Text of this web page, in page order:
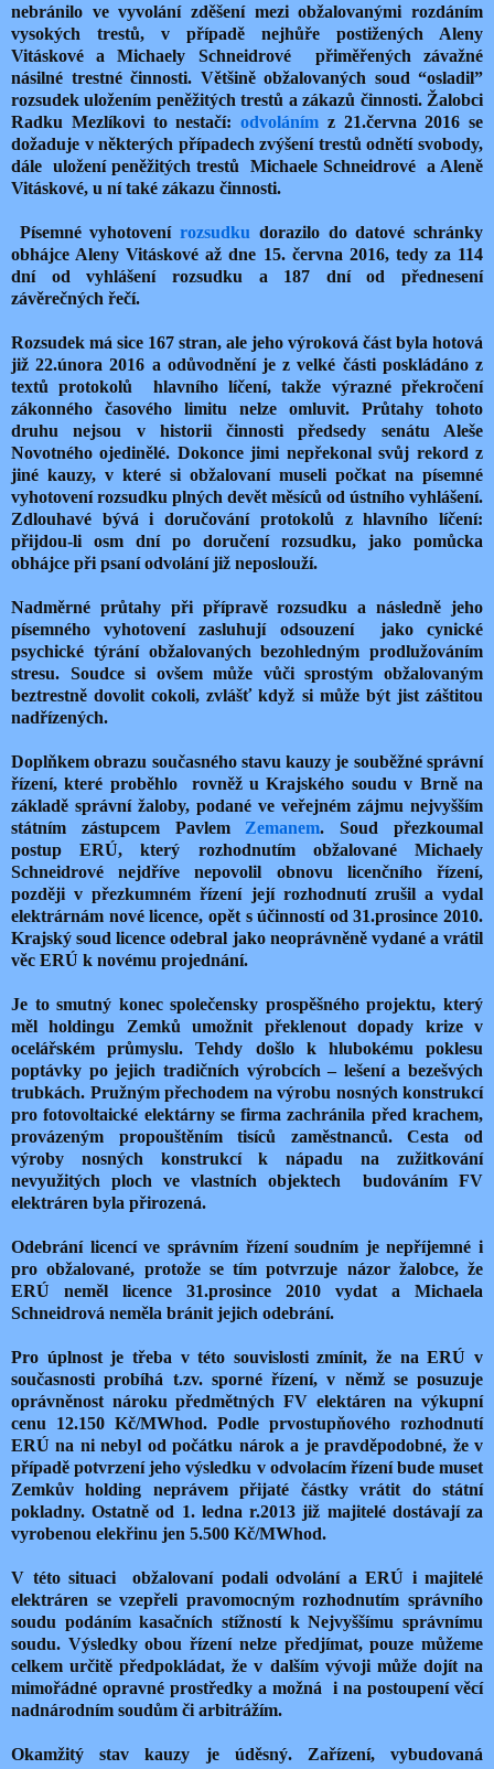
nebránilo ve vyvolání zděšení mezi obžalovanými rozdáním
vysokých trestů, v případě nejhůře postižených Aleny
Vitáskové a Michaely Schneidrové přiměřených závažné
násilné trestné činnosti. Většině obžalovaných soud “osladil”
rozsudek uložením peněžitých trestů a zákazů činnosti. Žalobci
Radku Mezlíkovi to nestačí: odvoláním z 21.června 2016 se
dožaduje v některých případech zvýšení trestů odnětí svobody,
dále uložení peněžitých trestů Michaele Schneidrové a Aleně
Vitáskové, u ní také zákazu činnosti.
Písemné vyhotovenírozsudku dorazilo do datové schránky
obhájce Aleny Vitáskové až dne 15. června 2016, tedy za 114
dní od vyhlášení rozsudku a 187 dní od přednesení
závěrečných řečí.
Rozsudek má sice 167 stran, ale jeho výroková část byla hotová
již 22.února 2016 a odůvodnění je z velké části poskládáno z
textů protokolů hlavního líčení, takže výrazné překročení
zákonného časového limitu nelze omluvit. Průtahy tohoto
druhu nejsou v historii činnosti předsedy senátu Aleše
Novotného ojedinělé. Dokonce jimi nepřekonal svůj rekord z
jiné kauzy, v které si obžalovaní museli počkat na písemné
vyhotovení rozsudku plných devět měsíců od ústního vyhlášení.
Zdlouhavé bývá i doručování protokolů z hlavního líčení:
přijdou-li osm dní po doručení rozsudku, jako pomůcka
obhájce při psaní odvolání již neposlouží.
Nadměrné průtahy při přípravě rozsudku a následně jeho
písemného vyhotovení zasluhují odsouzení jako cynické
psychické týrání obžalovaných bezohledným prodlužováním
stresu. Soudce si ovšem může vůči sprostým obžalovaným
beztrestně dovolit cokoli, zvlášť když si může být jist záštitou
nadřízených.
Doplňkem obrazu současného stavu kauzy je souběžné správní
řízení, které proběhlo rovněž u Krajského soudu v Brně na
základě správní žaloby, podané ve veřejném zájmu nejvyšším
státním zástupcem Pavlem Zemanem. Soud přezkoumal
postup ERÚ, který rozhodnutím obžalované Michaely
Schneidrové nejdříve nepovolil obnovu licenčního řízení,
později v přezkumném řízení její rozhodnutí zrušil a vydal
elektrárnám nové licence, opět s účinností od 31.prosince 2010.
Krajský soud licence odebral jako neoprávněně vydané a vrátil
věc ERÚ k novému projednání.
Je to smutný konec společensky prospěšného projektu, který
měl holdingu Zemků umožnit překlenout dopady krize v
ocelářském průmyslu. Tehdy došlo k hlubokému poklesu
poptávky po jejich tradičních výrobcích – lešení a bezešvých
trubkách. Pružným přechodem na výrobu nosných konstrukcí
pro fotovoltaické elektárny se firma zachránila před krachem,
provázeným propouštěním tisíců zaměstnanců. Cesta od
výroby nosných konstrukcí k nápadu na zužitkování
nevyužitých ploch ve vlastních objektech budováním FV
elektráren byla přirozená.
Odebrání licencí ve správním řízení soudním je nepříjemné i
pro obžalované, protože se tím potvrzuje názor žalobce, že
ERÚ neměl licence 31.prosince 2010 vydat a Michaela
Schneidrová neměla bránit jejich odebrání.
Pro úplnost je třeba v této souvislosti zmínit, že na ERÚ v
současnosti probíhá t.zv. sporné řízení, v němž se posuzuje
oprávněnost nároku předmětných FV elektáren na výkupní
cenu 12.150 Kč/MWhod. Podle prvostupňového rozhodnutí
ERÚ na ni nebyl od počátku nárok a je pravděpodobné, že v
případě potvrzení jeho výsledku v odvolacím řízení bude muset
Zemkův holding neprávem přijaté částky vrátit do státní
pokladny. Ostatně od 1. ledna r.2013 již majitelé dostávají za
vyrobenou elekřinu jen 5.500 Kč/MWhod.
V této situaci obžalovaní podali odvolání a ERÚ i majitelé
elektráren se vzepřeli pravomocným rozhodnutím správního
soudu podáním kasačních stížností k Nejvyššímu správnímu
soudu. Výsledky obou řízení nelze předjímat, pouze můžeme
celkem určitě předpokládat, že v dalším vývoji může dojít na
mimořádné opravné prostředky a možná i na postoupení věcí
nadnárodním soudům či arbitrážím.
Okamžitý stav kauzy je úděsný. Zařízení, vybudovaná